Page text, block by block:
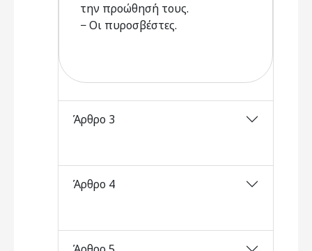
την προώθησή τους.
− Οι πυροσβέστες.
Άρθρο 3
Άρθρο 4